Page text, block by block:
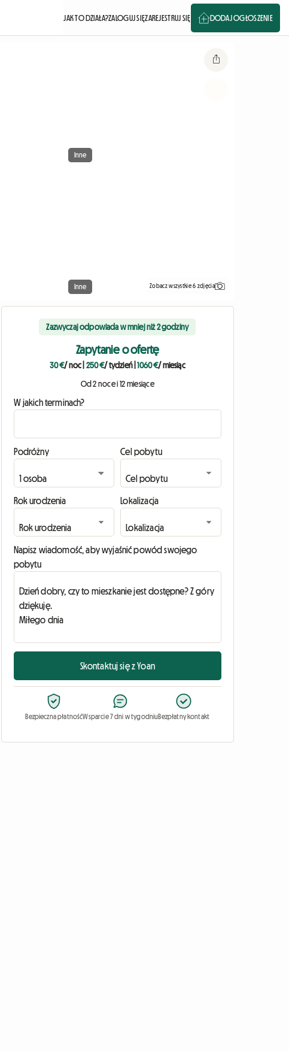
JAK TO DZIAŁA?ZALOGUJ SIĘZAREJESTRUJ SIĘ DODAJ OGŁOSZENIE
Inne
Inne Zobacz wszystkie 6 zdjęcia
Zazwyczaj odpowiada w mniej niż 2 godziny
Zapytanie o ofertę
30 €/ noc 250 €/ tydzień|1060 €/ miesiąc
Od 2 noce i 12 miesiące
W jakich terminach?
Podróżny Cel pobytu
Rok urodzenia Lokalizacja
Napisz wiadomość, aby wyjaśnić powód swojego
pobytu
Skontaktuj się z Yoan
Bezpieczna płatnośćWsparcie 7 dni w tygodniuBezpłatny kontakt